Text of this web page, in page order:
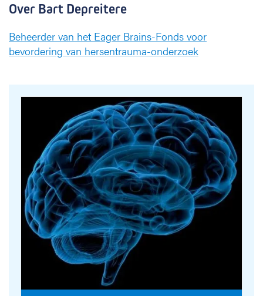
Over Bart Depreitere
Beheerder van het Eager Brains-Fonds voor
bevordering van hersentrauma-onderzoek